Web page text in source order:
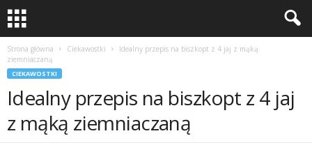
Strona główna Ciekawostki
Idealny przepis na biszkopt z 4 jaj z mąką
ziemniaczaną
CIEKAWOSTKI
Idealny przepis na biszkopt z 4 jaj
z mąką ziemniaczaną